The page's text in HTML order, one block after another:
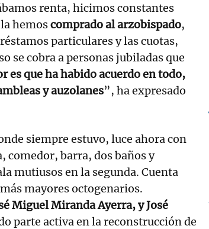
renta, hicimos constantes
hemoscomprado al arzobispado,
particulares y las cuotas,
se cobra a personas jubiladas que
es que ha habido acuerdo en todo,
y auzolanes”, ha expresado
siempre estuvo, luce ahora con
comedor, barra, dos baños y
mutiusos en la segunda. Cuenta
mayores octogenarios.
Miguel Miranda Ayerra, y José
parte activa en la reconstrucción de